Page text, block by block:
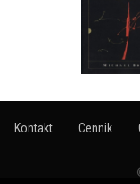
Kontakt Cennik